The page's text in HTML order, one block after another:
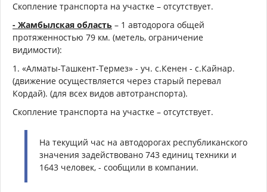
Скопление транспорта на участке – отсутствует.
- Жамбылская область – 1 автодорога общей
протяженностью 79 км. (метель, ограничение
видимости):
1. «Алматы-Ташкент-Термез» - уч. с.Кенен - с.Кайнар.
(движение осуществляется через старый перевал
Кордай). (для всех видов автотранспорта).
Скопление транспорта на участке – отсутствует.
На текущий час на автодорогах республиканского
значения задействовано 743 единиц техники и
1643 человек, - сообщили в компании.